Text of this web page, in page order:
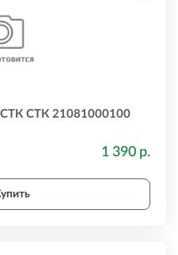
СТК 21081000100
1 390 р.